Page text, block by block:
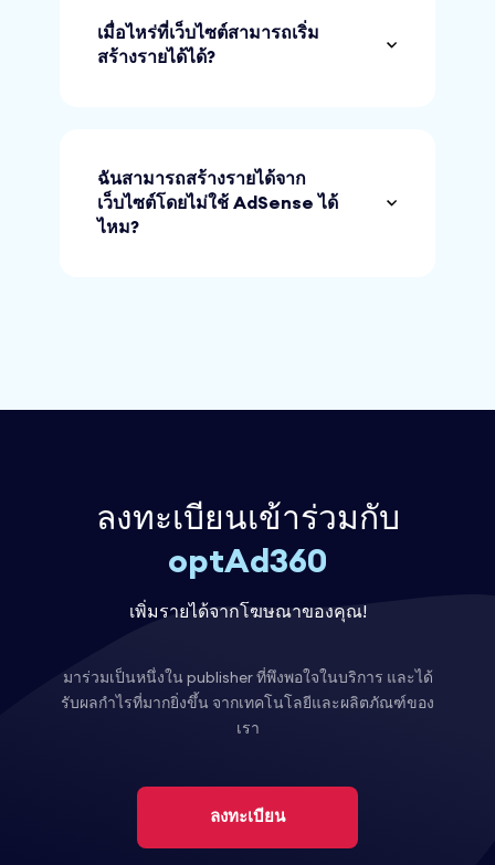
เมื่อไหร่ที่เว็บไซต์สามารถเริ่ม
สร้างรายได้ได้?
ฉันสามารถสร้างรายได้จาก
เว็บไซต์โดยไม่ใช้ AdSense ได้
ไหม?
ลงทะเบียนเข้าร่วมกับ
optAd360
เพิ่มรายได้จากโฆษณาของคุณ!
มาร่วมเป็นหนึ่งใน publisher ที่พึงพอใจในบริการ และได้
รับผลกำไรที่มากยิ่งขึ้น จากเทคโนโลยีและผลิตภัณฑ์ของ
เรา
ลงทะเบียน